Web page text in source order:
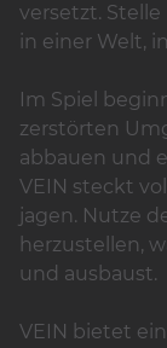
versetzt.
in einer Welt,
Im Spiel
zerstörten
abbauen und
VEIN steckt
jagen. Nutze
herzustellen,
und ausbaust.
VEIN bietet